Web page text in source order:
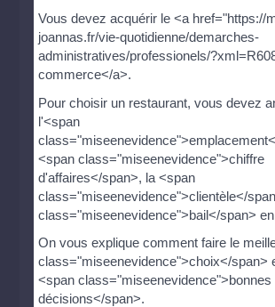
Vous devez acquérir le <a href="https://
joannas.fr/vie-quotidienne/demarches-
administratives/professionels/
commerce</a>.
Pour choisir un restaurant, vous devez
l'<span
<span class="miseenevidence">chiffre
d'affaires</span>, la <span
class="miseenevidence">clientèle</
class="miseenevidence">bail</span>
On vous explique comment faire le
class="miseenevidence">choix</span>
<span class="miseenevidence">bonnes
décisions</span>.